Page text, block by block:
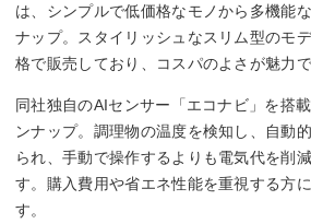
は、シンプルで低価格なモノから多機能
ナップ。スタイリッシュなスリム型のモ
格で販売しており、コスパのよさが魅力で
同社独自のAIセンサー「エコナビ」を搭
ンナップ。調理物の温度を検知し、自動
られ、手動で操作するよりも電気代を削
す。購入費用や省エネ性能を重視する方
す。